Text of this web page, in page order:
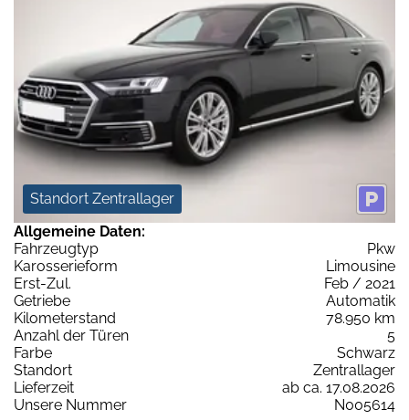
Standort Zentrallager
Allgemeine Daten:
Fahrzeugtyp
Pkw
Karosserieform
Limousine
Erst-Zul.
Feb / 2021
Getriebe
Automatik
Kilometerstand
78.950 km
Anzahl der Türen
5
Farbe
Schwarz
Standort
Zentrallager
Lieferzeit
ab ca. 17.08.2026
Unsere Nummer
N005614